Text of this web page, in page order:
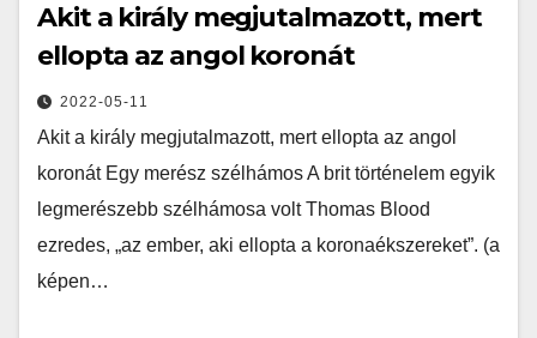
Akit a király megjutalmazott, mert
ellopta az angol koronát
2022-05-11
Akit a király megjutalmazott, mert ellopta az angol
koronát Egy merész szélhámos A brit történelem egyik
legmerészebb szélhámosa volt Thomas Blood
ezredes, „az ember, aki ellopta a koronaékszereket”. (a
képen…